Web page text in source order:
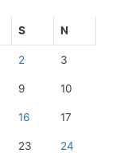
S N
2 3
9 10
16 17
23 24